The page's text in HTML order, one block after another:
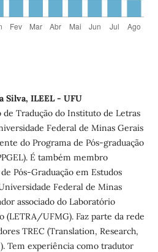
Silva, ILEEL - UFU
de Tradução do Instituto de Letras
Federal de Minas Gerais
do Programa de Pós-graduação
É também membro
Pós-Graduação em Estudos
Federal de Minas
associado do Laboratório
(LETRA/UFMG). Faz parte da rede
TREC (Translation, Research,
Tem experiência como tradutor